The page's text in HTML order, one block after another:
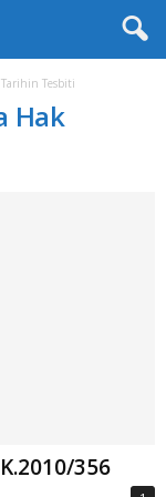
Tarihin Tesbiti
Hak
356